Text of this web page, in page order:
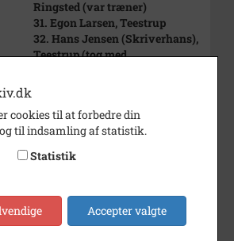
Ringsted (var træner)
31. Egon Larsen, Teestrup
32. Hans Jensen (Skriverhans),
Teestrup (tog med
35. Jan Larsen, Teestrup
36. Thyge Holm, Teestrup
37. Ole Sørensen, Teestrup
Enghave
(Han startede hånd-
boldspillet i Teestrup).
De ikke nævnte er ukendte.
cookies til at forbedre din
til indsamling af statistik.
Statistik
Accepter valgte